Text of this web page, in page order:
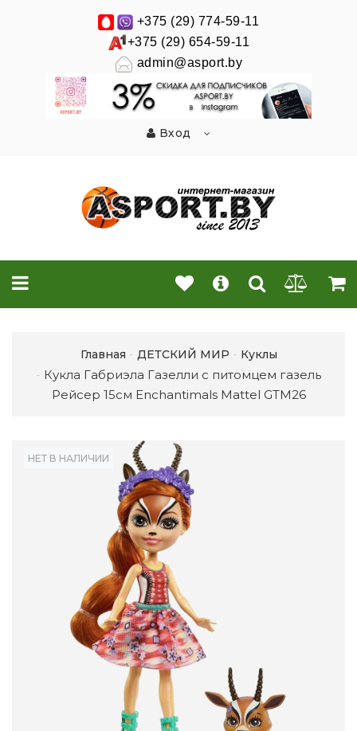
+375 (29) 774-59-11
+375 (29) 654-59-11
admin@asport.by
Вход
Главная ДЕТСКИЙ МИР Куклы
Кукла Габриэла Газелли с питомцем газель
Рейсер 15см Enchantimals Mattel GTM26
НЕТ В НАЛИЧИИ